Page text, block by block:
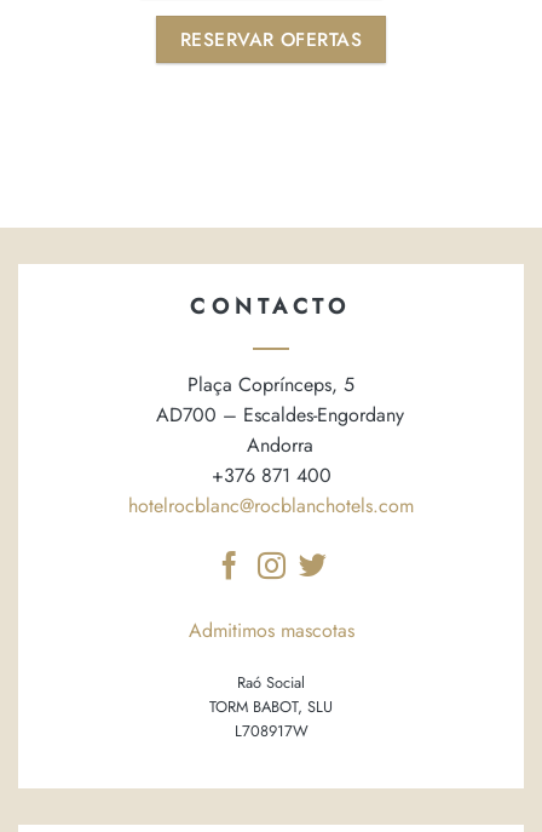
RESERVAR OFERTAS
CONTACTO
Plaça Coprínceps, 5
AD700 – Escaldes-Engordany
Andorra
+376 871 400
hotelrocblanc@rocblanchotels.com
Admitimos mascotas
Raó Social
TORM BABOT, SLU
L708917W